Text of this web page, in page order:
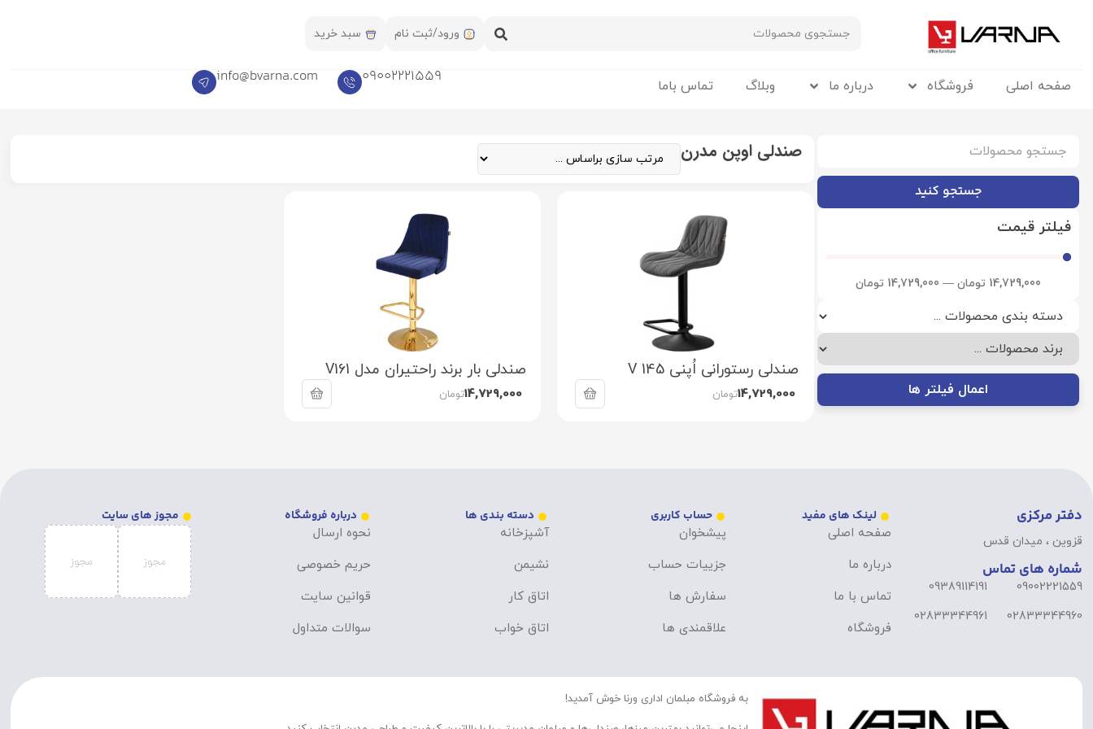
ورود/ثبت نام سبد خرید
صفحه اصلی فروشگاه درباره ما وبلاگ تماس باما 09002221559
info@bvarna.com
جستجو کنید
فیلتر قیمت
14,729,000 تومان —
14,729,000 تومان
اعمال فیلتر ها
صندلی اوپن مدرن
صندلی رستورانی اُپنی V 145
14,729,000تومان
صندلی بار برند راحتیران مدل V161
14,729,000تومان
دفتر مرکزی
قزوین ، میدان قدس
شماره های تماس
09002221559
02833344960
09389114191
02833344961
لینک های مفید
صفحه اصلی
درباره ما
تماس با ما
فروشگاه
حساب کاربری
پیشخوان
جزییات حساب
سفارش ها
علاقمندی ها
دسته بندی ها
آشپزخانه
نشیمن
اتاق کار
اتاق خواب
درباره فروشگاه
نحوه ارسال
حریم خصوصی
قوانین سایت
سوالات متداول
مجوز های سایت
به فروشگاه مبلمان اداری ورنا خوش آمدید!